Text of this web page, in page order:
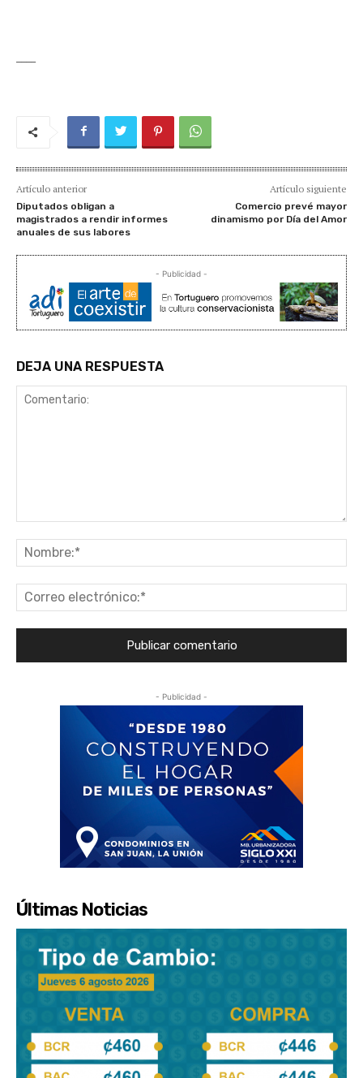
Artículo anterior
Diputados obligan a
magistrados a rendir informes
anuales de sus labores
Artículo siguiente
Comercio prevé mayor
dinamismo por Día del Amor
- Publicidad -
DEJA UNA RESPUESTA
- Publicidad -
Últimas Noticias